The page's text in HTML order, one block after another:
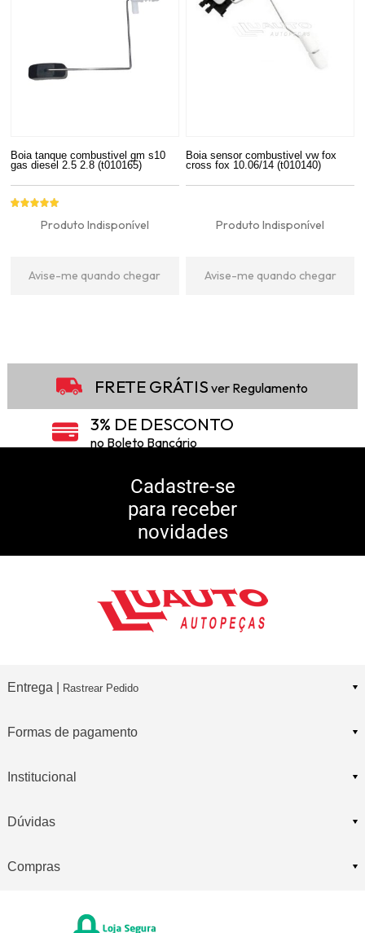
Boia tanque combustivel gm s10
gas diesel 2.5 2.8 (t010165)
Produto Indisponível
Avise-me quando chegar
Boia sensor combustivel vw fox
cross fox 10.06/14 (t010140)
Produto Indisponível
Avise-me quando chegar
FRETE GRÁTIS ver Regulamento
3% DE DESCONTO
no Boleto Bancário
5% DE DESCONTO
10% DE CASHBACK
Consulte Regulamento
Cadastre-se
para receber
novidades
Entrega | Rastrear Pedido
Formas de pagamento
Institucional
Dúvidas
Compras